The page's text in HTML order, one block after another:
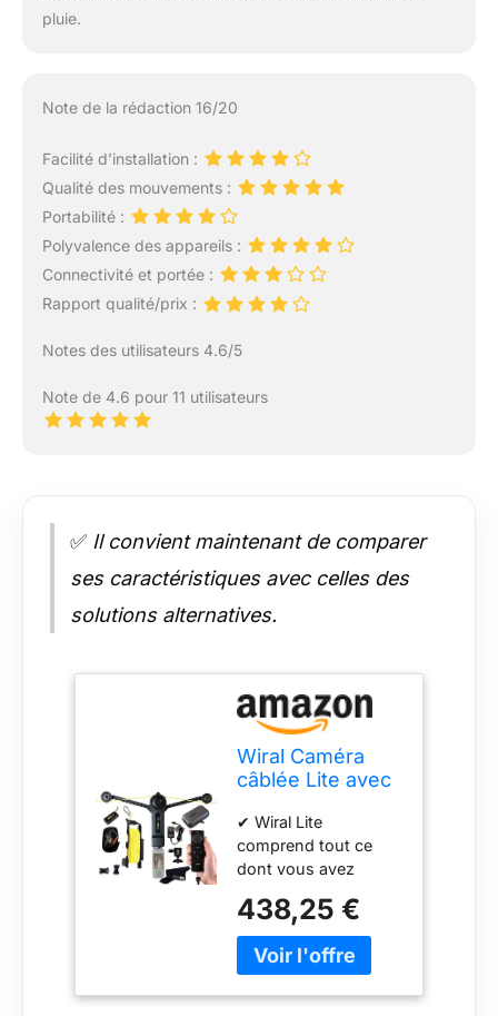
pluie.
Note de la rédaction 16/20
Facilité d’installation :
Qualité des mouvements :
Portabilité :
Polyvalence des appareils :
Connectivité et portée :
Rapport qualité/prix :
Notes des utilisateurs 4.6/5
Note de 4.6 pour 11 utilisateurs
✅ Il convient maintenant de comparer
ses caractéristiques avec celles des
solutions alternatives.
Wiral Caméra
câblée Lite avec
pour caméras
d'action,
smartphones,
appareils photo
360° ou reflex
numériques
jusqu'à 1,5 kg |
L'ensemble
✔ Wiral Lite
comprend tout ce
dont vous avez
commencer à
capturer des photos
fluides avec votre
438,25 €